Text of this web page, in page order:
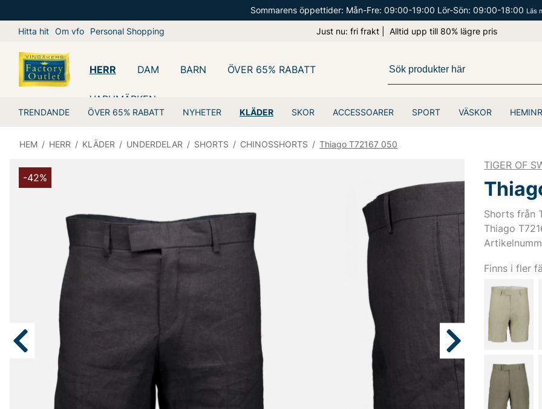
Sommarens öppettider: Mån-Fre: 09:00-19:00 Lör-Sön: 09:00-18:00 Läs
Hitta hit Om vfo Personal Shopping Just nu: fri frakt | Alltid upp till 80% lägre pris
HERR
TRENDANDE ÖVER 65% RABATT NYHETER KLÄDER SKOR ACCESSOARER SPORT VÄSKOR
DAM BARN ÖVER 65% RABATT
VARUMÄRKEN
HEM / HERR / KLÄDER / UNDERDELAR / SHORTS / CHINOSSHORTS / Thiago T72167 050
-42%
TIGER OF
Shorts från
Thiago
Finns i fler